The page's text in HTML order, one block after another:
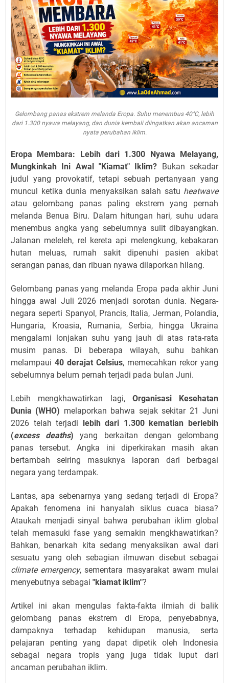
Gelombang panas ekstrem melanda Eropa. Suhu menembus 40°C, lebih
dari 1.300 nyawa melayang, dan dunia kembali diingatkan akan ancaman
nyata perubahan iklim.
Eropa Membara: Lebih dari 1.300 Nyawa Melayang,
Mungkinkah Ini Awal "Kiamat" Iklim? Bukan sekadar
judul yang provokatif, tetapi sebuah pertanyaan yang
muncul ketika dunia menyaksikan salah satu heatwave
atau gelombang panas paling ekstrem yang pernah
melanda Benua Biru. Dalam hitungan hari, suhu udara
menembus angka yang sebelumnya sulit dibayangkan.
Jalanan meleleh, rel kereta api melengkung, kebakaran
hutan meluas, rumah sakit dipenuhi pasien akibat
serangan panas, dan ribuan nyawa dilaporkan hilang.
Gelombang panas yang melanda Eropa pada akhir Juni
hingga awal Juli 2026 menjadi sorotan dunia. Negara-
negara seperti Spanyol, Prancis, Italia, Jerman, Polandia,
Hungaria, Kroasia, Rumania, Serbia, hingga Ukraina
mengalami lonjakan suhu yang jauh di atas rata-rata
musim panas. Di beberapa wilayah, suhu bahkan
melampaui 40 derajat Celsius, memecahkan rekor yang
sebelumnya belum pernah terjadi pada bulan Juni.
Lebih mengkhawatirkan lagi, Organisasi Kesehatan
Dunia (WHO) melaporkan bahwa sejak sekitar 21 Juni
2026 telah terjadi lebih dari 1.300 kematian berlebih
(excess deaths) yang berkaitan dengan gelombang
panas tersebut. Angka ini diperkirakan masih akan
bertambah seiring masuknya laporan dari berbagai
negara yang terdampak.
Lantas, apa sebenarnya yang sedang terjadi di Eropa?
Apakah fenomena ini hanyalah siklus cuaca biasa?
Ataukah menjadi sinyal bahwa perubahan iklim global
telah memasuki fase yang semakin mengkhawatirkan?
Bahkan, benarkah kita sedang menyaksikan awal dari
sesuatu yang oleh sebagian ilmuwan disebut sebagai
climate emergency, sementara masyarakat awam mulai
menyebutnya sebagai "kiamat iklim"?
Artikel ini akan mengulas fakta-fakta ilmiah di balik
gelombang panas ekstrem di Eropa, penyebabnya,
dampaknya terhadap kehidupan manusia, serta
pelajaran penting yang dapat dipetik oleh Indonesia
sebagai negara tropis yang juga tidak luput dari
ancaman perubahan iklim.